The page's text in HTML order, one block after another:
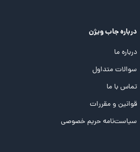
درباره جاب ویژن
درباره ما
سوالات متداول
تماس با ما
قوانین و مقررات
سیاست‌نامه حریم خصوصی